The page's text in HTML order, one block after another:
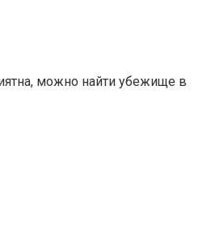
можно найти убежище в